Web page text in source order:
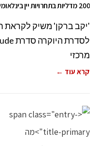
200 מדליות בתחרויות יין בינלאומיות
מרכזי
קרא עוד ←